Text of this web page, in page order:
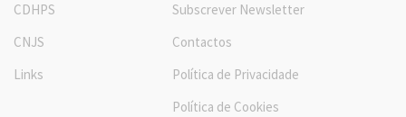
CDHPS
CNJS
Links
Subscrever Newsletter
Contactos
Política de Privacidade
Política de Cookies